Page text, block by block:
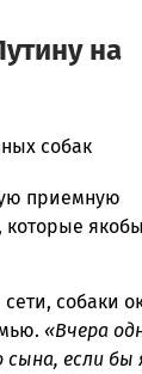
на
собак
приемную
которые
собаки
«Вчера
сына, если бы